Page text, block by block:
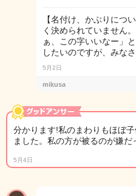
【名付け、かぶりにつ
く決められていません
ぁ、この字いいなー」
したいのですが、みな
5月2日
mikusa
分かります!私のまわりもほぼ
ました。私の方が被るのが嫌
5月4日